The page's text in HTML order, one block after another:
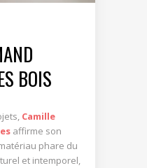
BOIS
Camille
affirme son
phare du
et intemporel,